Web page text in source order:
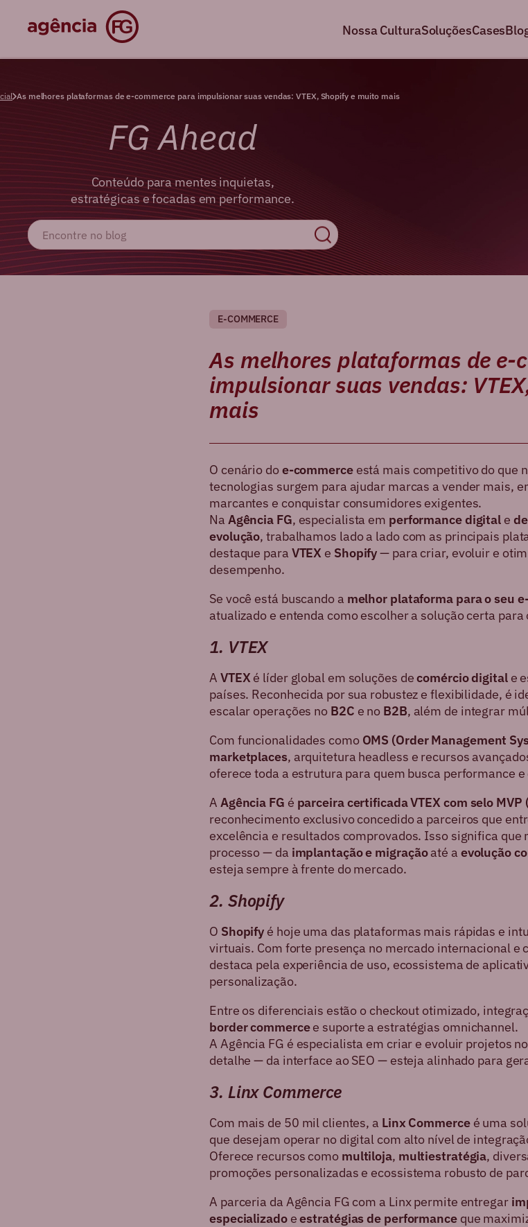
Nossa CulturaSoluçõesCases
As melhores plataformas de e-commerce para impulsionar suas vendas: VTEX, Shopify e muito mais
FG Ahead
Conteúdo para mentes inquietas,
estratégicas e focadas em performance.
E-COMMERCE
As melhores plataformas de e-
impulsionar suas vendas:
mais
O cenário doe-commerceestá mais competitivo do que
tecnologias surgem para ajudar marcas a vender mais,
marcantes e conquistar consumidores exigentes.
Na Agência FG, especialista em performance digital e
evolução, trabalhamos lado a lado com as principais
destaque para VTEX e Shopify— para criar, evoluir e
desempenho.
Se você está buscando a melhor plataforma para o seu
atualizado e entenda como escolher a solução certa para
1. VTEX
A VTEX é líder global em soluções decomércio digitale
países. Reconhecida por sua robustez e flexibilidade, é
escalar operações no B2C e no B2B, além de integrar
Com funcionalidades como OMS (Order Management
marketplaces, arquitetura headless e recursos
oferece toda a estrutura para quem busca performance
A Agência FG é parceira certificada VTEX com selo
reconhecimento exclusivo concedido a parceiros que
excelência e resultados comprovados. Isso significa que
processo — da implantação e migraçãoaté a evolução
esteja sempre à frente do mercado.
2. Shopify
O Shopify é hoje uma das plataformas mais rápidas e
virtuais. Com forte presença no mercado internacional e
destaca pela experiência de uso, ecossistema de
personalização.
Entre os diferenciais estão o checkout otimizado,
border commercee suporte a estratégias omnichannel.
A Agência FG é especialista em criar e evoluir projetos
detalhe — da interface ao SEO — esteja alinhado para
3. Linx Commerce
Com mais de 50 mil clientes, a Linx Commerceé uma
que desejam operar no digital com alto nível de
Oferece recursos como multiloja, multiestratégia,
promoções personalizadas e ecossistema robusto de
A parceria da Agência FG com a Linx permite entregar
especializadoeestratégias de performanceque